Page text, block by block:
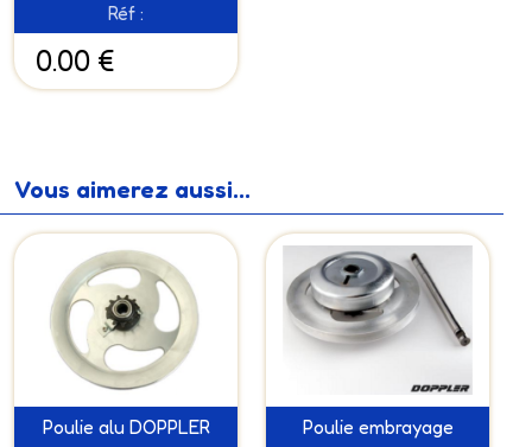
Réf :
0.00 €
Vous aimerez aussi...
Poulie alu DOPPLER
Poulie embrayage